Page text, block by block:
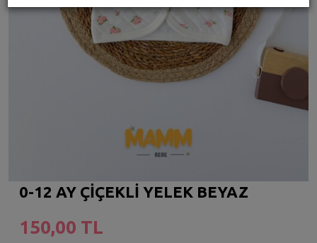
0-12 AY ÇİÇEKLİ YELEK BEYAZ
150,00 TL